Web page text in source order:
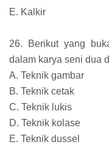
E. Kalkir
26. Berikut yang
dalam karya seni dua
A. Teknik gambar
B. Teknik cetak
C. Teknik lukis
D. Teknik kolase
E. Teknik dussel